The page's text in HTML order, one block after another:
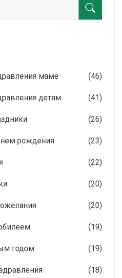
маме (46)
детям (41)
(26)
рождения (23)
(22)
(20)
(20)
(19)
годом (19)
(18)